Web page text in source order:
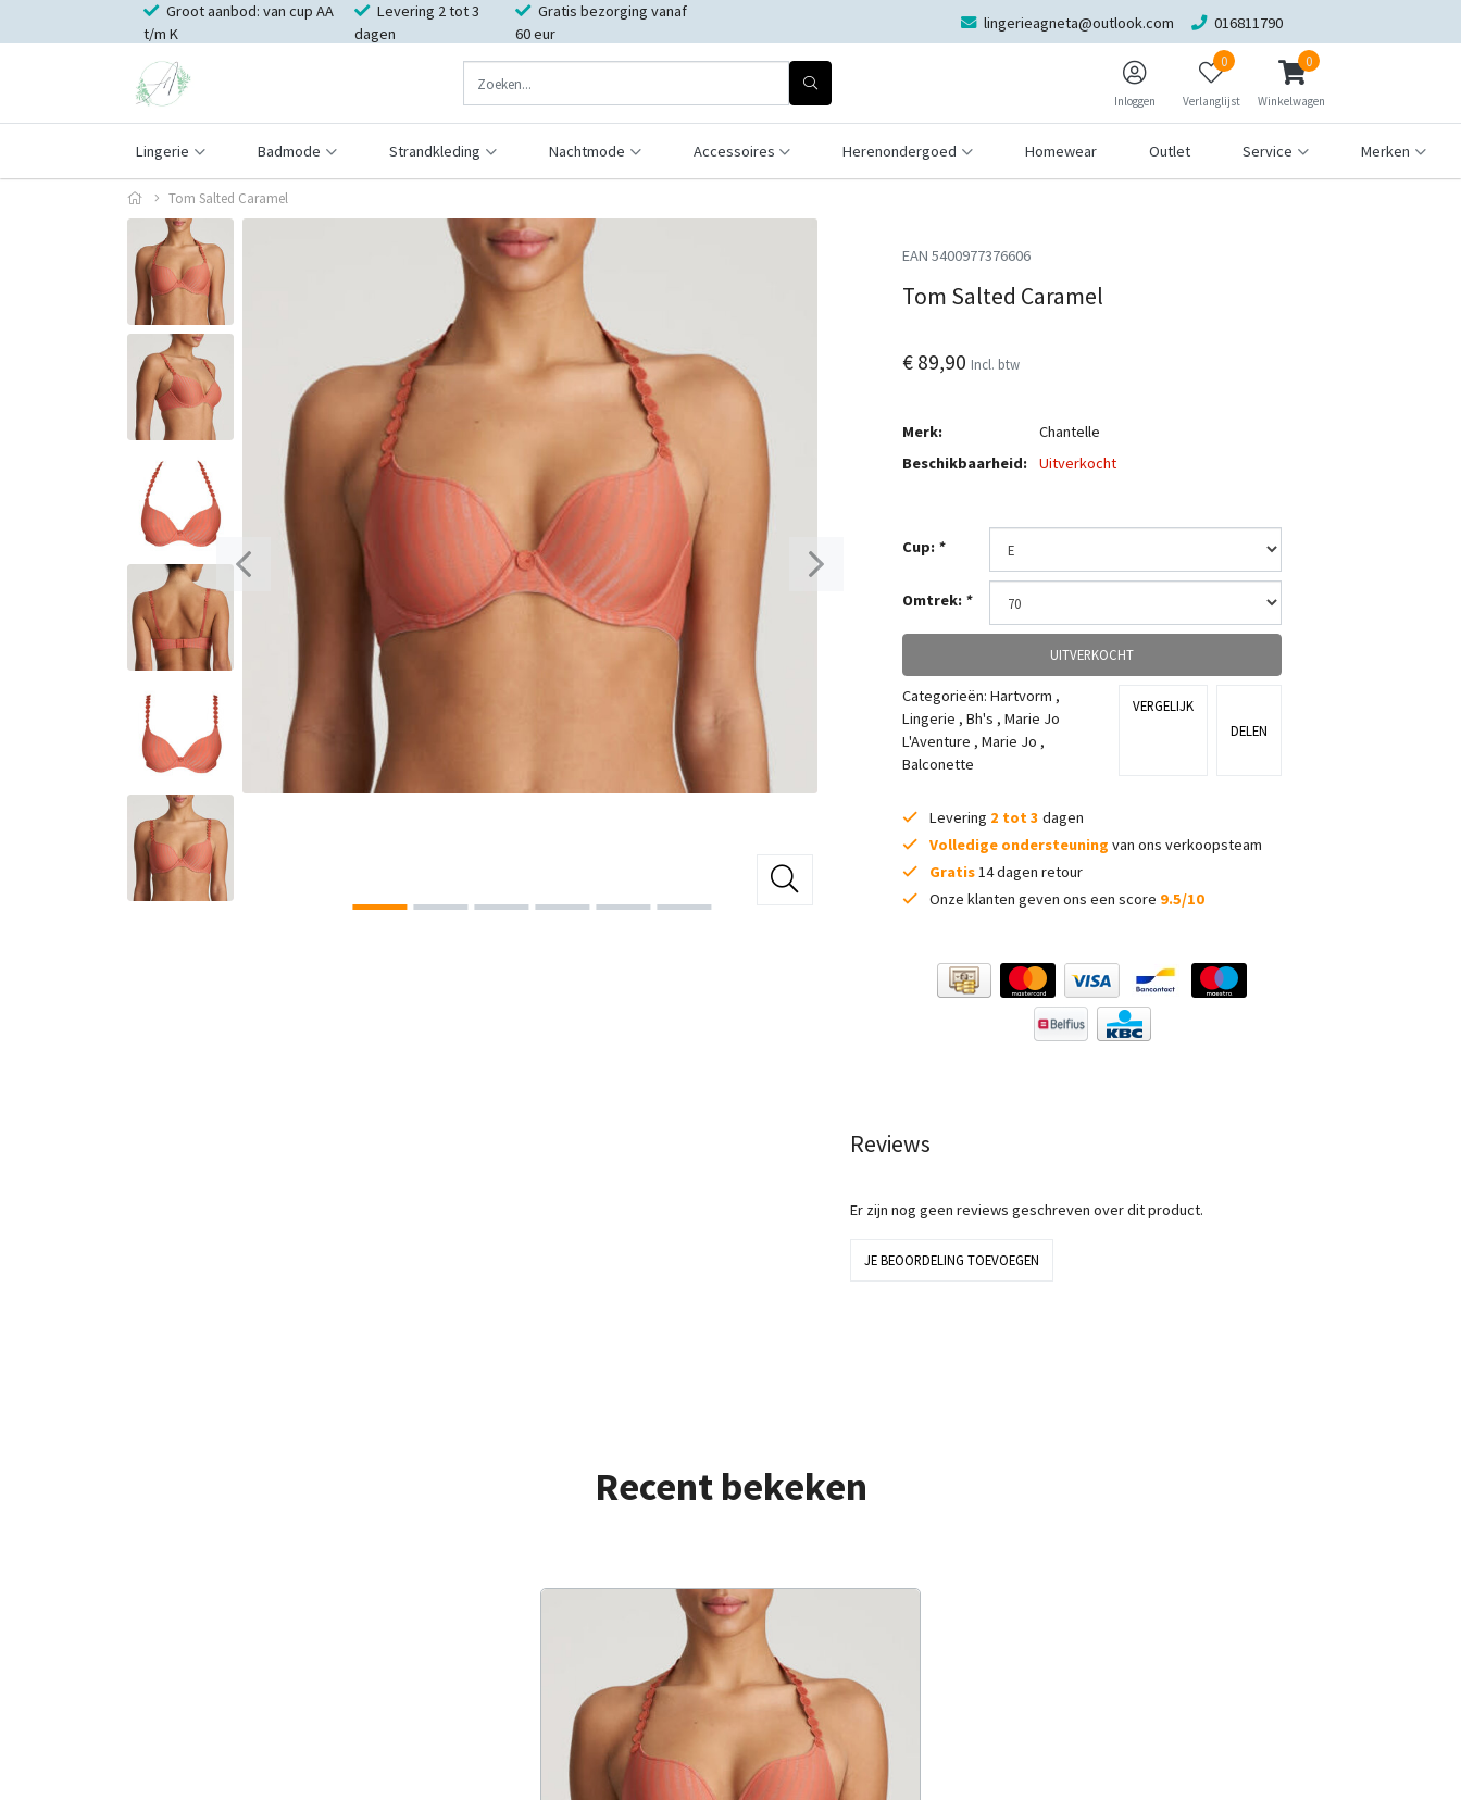
Groot aanbod: van cup AA
t/m K
Levering 2 tot 3
dagen
Gratis bezorging vanaf
60 eur
lingerieagneta@outlook.com 016811790
Inloggen
0
Verlanglijst
0
Winkelwagen
Lingerie Badmode Strandkleding Nachtmode Accessoires Herenondergoed Homewear Outlet Service Merken
Tom Salted Caramel
EAN 5400977376606
Tom Salted Caramel
€ 89,90 Incl. btw
Merk:
Chantelle
Beschikbaarheid:
Uitverkocht
Cup: *
Omtrek: *
UITVERKOCHT
Categorieën: Hartvorm ,
Lingerie , Bh's , Marie Jo
L'Aventure , Marie Jo ,
Balconette
VERGELIJK
DELEN
Levering 2 tot 3 dagen
Volledige ondersteuning van ons verkoopsteam
Gratis14 dagen retour
Onze klanten geven ons een score 9.5/10
Reviews
Er zijn nog geen reviews geschreven over dit product.
JE BEOORDELING TOEVOEGEN
Recent bekeken